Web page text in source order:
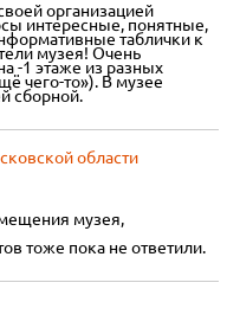
организацией
интересные, понятные,
таблички к
музея! Очень
-1 этаже из разных
чего-то»). В музее
сборной.
области
музея,
тоже пока не ответили.